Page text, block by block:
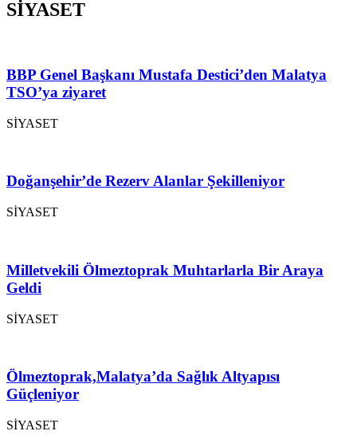
SİYASET
BBP Genel Başkanı Mustafa Destici’den Malatya
TSO’ya ziyaret
SİYASET
Doğanşehir’de Rezerv Alanlar Şekilleniyor
SİYASET
Milletvekili Ölmeztoprak Muhtarlarla Bir Araya
Geldi
SİYASET
Ölmeztoprak,Malatya’da Sağlık Altyapısı
Güçleniyor
SİYASET